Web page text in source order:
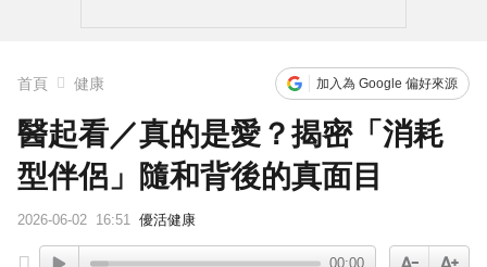
首頁 健康 加入為 Google 偏好來源
醫起看／真的是愛？揭密「消耗
型伴侶」隨和背後的真面目
2026-06-02 16:51 優活健康
00:00